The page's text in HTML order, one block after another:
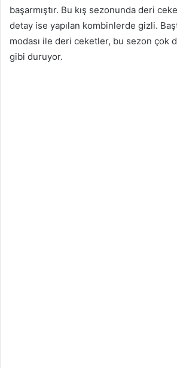
başarmıştır. Bu kış sezonunda deri
detay ise yapılan kombinlerde gizli.
modası ile deri ceketler, bu sezon çok
gibi duruyor.